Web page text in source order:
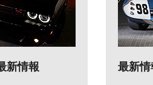
新情報 最新情